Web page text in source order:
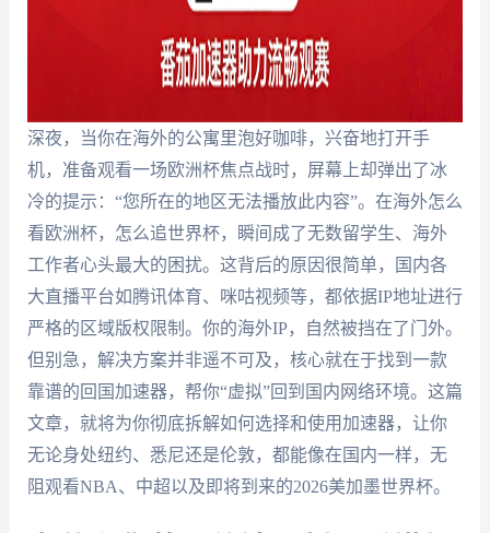
深夜，当你在海外的公寓里泡好咖啡，兴奋地打开手
机，准备观看一场欧洲杯焦点战时，屏幕上却弹出了冰
冷的提示：“您所在的地区无法播放此内容”。在海外怎么
看欧洲杯，怎么追世界杯，瞬间成了无数留学生、海外
工作者心头最大的困扰。这背后的原因很简单，国内各
大直播平台如腾讯体育、咪咕视频等，都依据IP地址进行
严格的区域版权限制。你的海外IP，自然被挡在了门外。
但别急，解决方案并非遥不可及，核心就在于找到一款
靠谱的回国加速器，帮你“虚拟”回到国内网络环境。这篇
文章，就将为你彻底拆解如何选择和使用加速器，让你
无论身处纽约、悉尼还是伦敦，都能像在国内一样，无
阻观看NBA、中超以及即将到来的2026美加墨世界杯。